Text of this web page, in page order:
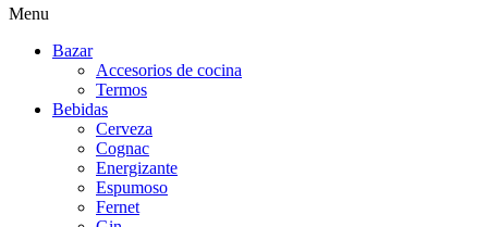
Menu
Bazar
Accesorios de cocina
Termos
Bebidas
Cerveza
Cognac
Energizante
Espumoso
Fernet